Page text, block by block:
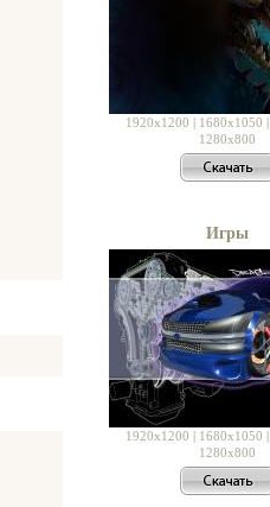
1920x1200 | 1680x1050
1280x800
Игры
1920x1200 | 1680x1050
1280x800